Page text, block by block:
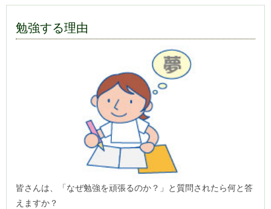
勉強する理由
皆さんは、「なぜ勉強を頑張るのか？」と質問されたら何と答
えますか？